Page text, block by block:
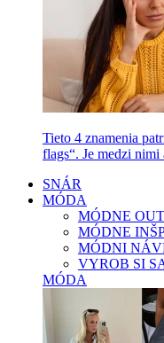
Tieto 4 znamenia
flags“. Je medzi nimi
SNÁR
MÓDA
MÓDNE
MÓDNE
MÓDNI
VYROB SI
MÓDA